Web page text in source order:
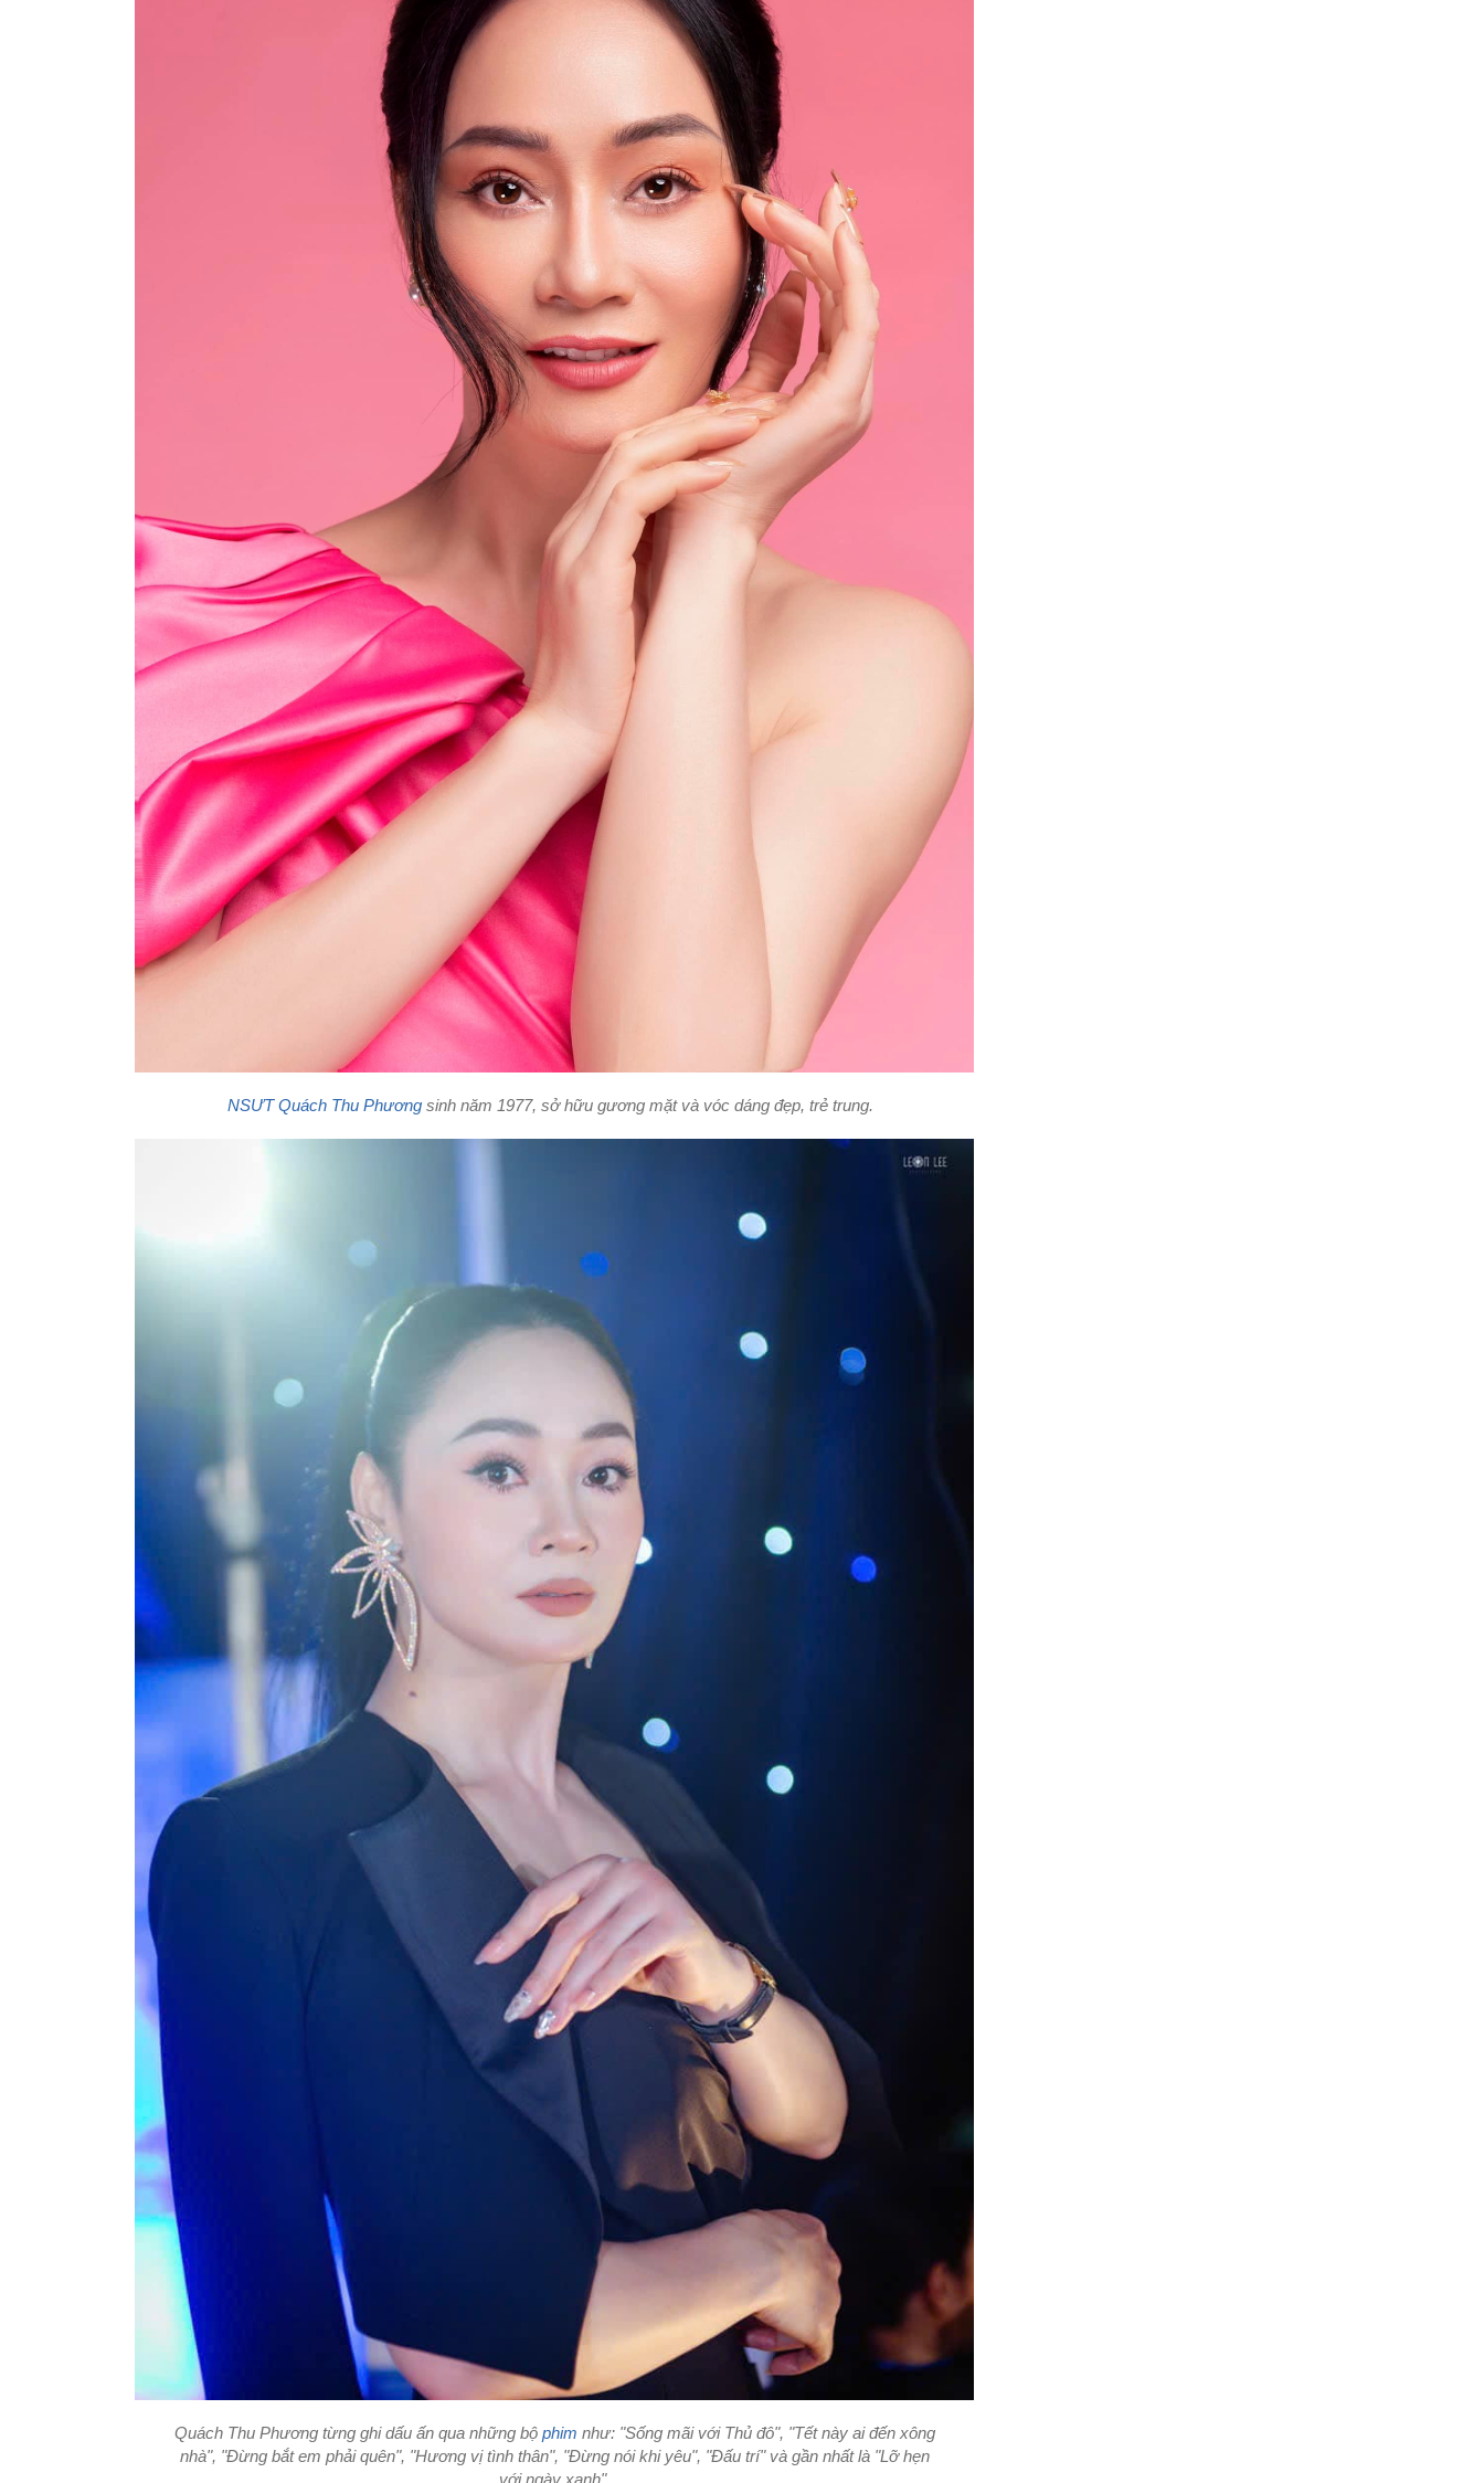
NSƯT Quách Thu Phươngsinh năm 1977, sở hữu gương mặt và vóc dáng đẹp, trẻ trung.
Quách Thu Phương từng ghi dấu ấn qua những bộ phim như: "Sống mãi với Thủ đô", "Tết này ai đến xông
nhà", "Đừng bắt em phải quên", "Hương vị tình thân", "Đừng nói khi yêu", "Đấu trí" và gần nhất là "Lỡ hẹn
với ngày xanh".